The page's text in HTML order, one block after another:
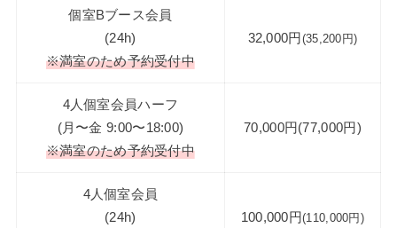
個室Bブース会員
(24h)
※満室のため予約受付中
32,000円 (35,200円)
4人個室会員ハーフ
(月〜金 9:00〜18:00)
※満室のため予約受付中
70,000円(77,000円)
4人個室会員
(24h)
100,000円(110,000円)